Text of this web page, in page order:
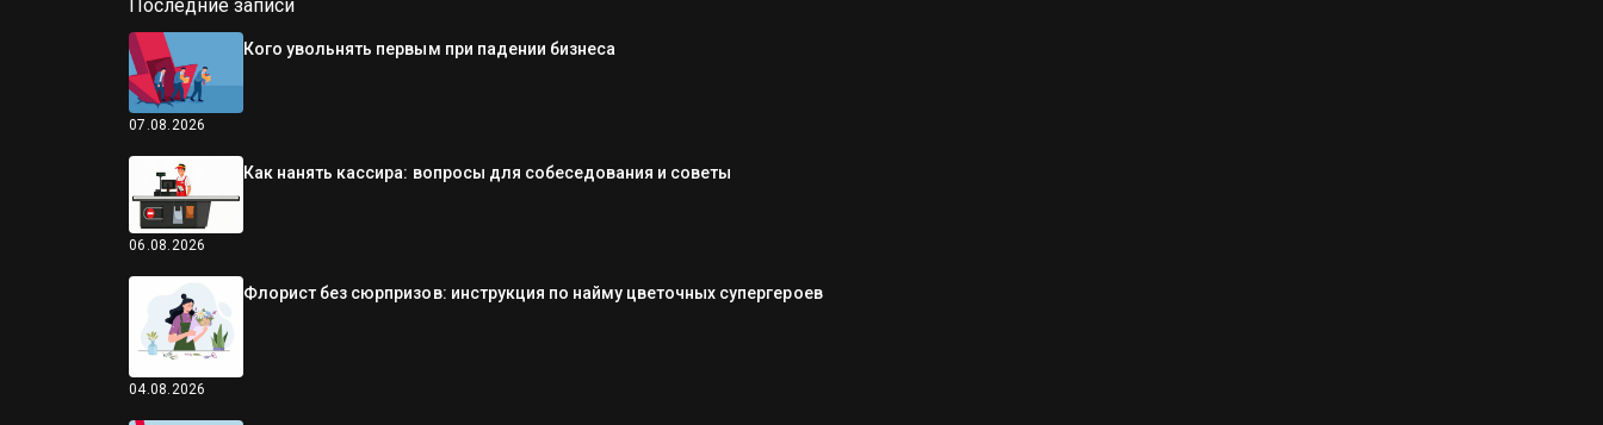
Последние записи
07.08.2026
Кого увольнять первым при падении бизнеса
06.08.2026
Как нанять кассира: вопросы для собеседования и советы
04.08.2026
Флорист без сюрпризов: инструкция по найму цветочных супергероев